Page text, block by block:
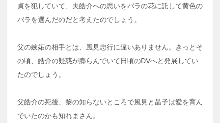
貞を犯していて、夫皓介への思いをバラの花に託して黄色の
バラを選んだのだと考えたのでしょう。
父の嫉妬の相手とは、風見忠行に違いありません。きっとそ
の頃、皓介の疑惑が膨らんでいて日頃のDVへと発展してい
たのでしょう。
父皓介の死後、黎の知らないところで風見と晶子は愛を育ん
でいたのかも知れまさん。